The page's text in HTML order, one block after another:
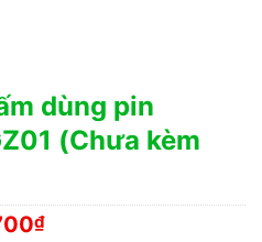
dùng pin
(Chưa kèm
₫